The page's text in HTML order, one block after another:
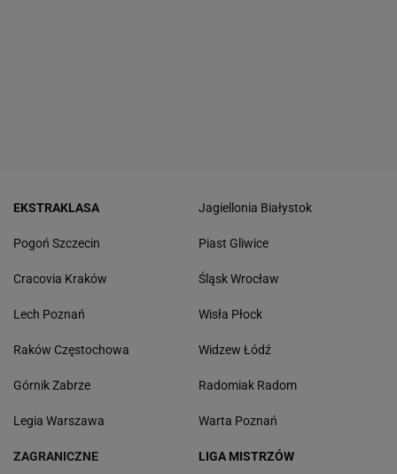
EKSTRAKLASA
Pogoń Szczecin
Cracovia Kraków
Lech Poznań
Raków Częstochowa
Górnik Zabrze
Legia Warszawa
Jagiellonia Białystok
Piast Gliwice
Śląsk Wrocław
Wisła Płock
Widzew Łódź
Radomiak Radom
Warta Poznań
ZAGRANICZNE LIGA MISTRZÓW